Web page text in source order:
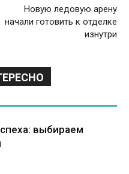
Новую ледовую арену
начали готовить к отделке
изнутри
выбираем